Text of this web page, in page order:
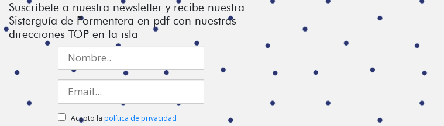
Suscríbete a nuestra newsletter y recibe nuestra
Sisterguía de Formentera en pdf con nuestras
direcciones TOP en la isla
Acepto la política de privacidad